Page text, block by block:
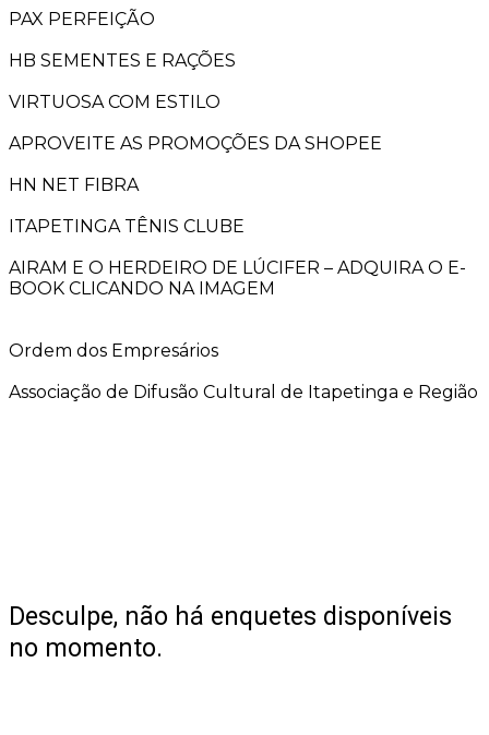
PAX PERFEIÇÃO
HB SEMENTES E RAÇÕES
VIRTUOSA COM ESTILO
APROVEITE AS PROMOÇÕES DA SHOPEE
HN NET FIBRA
ITAPETINGA TÊNIS CLUBE
AIRAM E O HERDEIRO DE LÚCIFER – ADQUIRA O E-
BOOK CLICANDO NA IMAGEM
Ordem dos Empresários
Associação de Difusão Cultural de Itapetinga e Região
Desculpe, não há enquetes disponíveis
no momento.